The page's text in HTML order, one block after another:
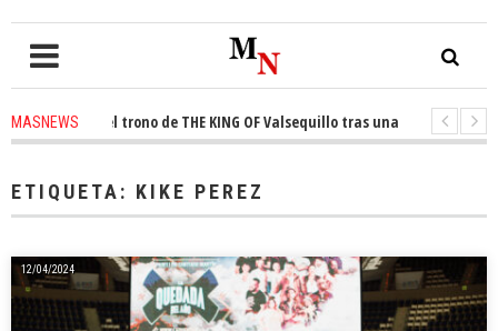
MASNEWSel trono de THE KING OF Valsequillo tras una jornada de
ETIQUETA: KIKE PEREZ
12/04/2024